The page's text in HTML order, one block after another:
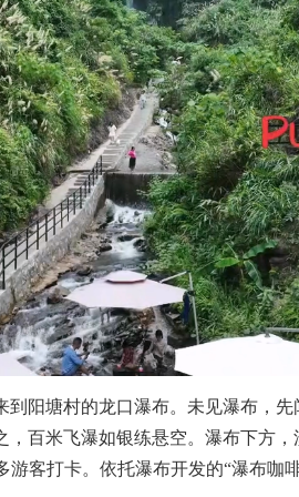
到阳塘村的龙口瀑布。未见瀑布，
百米飞瀑如银练悬空。瀑布下方
客打卡。依托瀑布开发的“瀑布咖